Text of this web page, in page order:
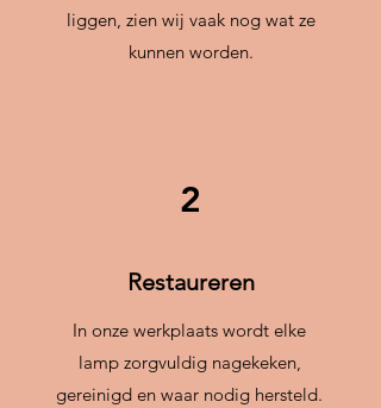
liggen, zien wij vaak nog wat ze
kunnen worden.
2
Restaureren
In onze werkplaats wordt elke
lamp zorgvuldig nagekeken,
gereinigd en waar nodig hersteld.